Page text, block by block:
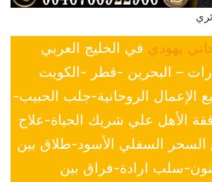
يهودي في الخليج العربي
– البحرين -قطر -الكويت
الروحانية-جلب الحبيب-
الأهل علي شريك الحياة-علاج
السحر السفلي الأسود-طلاق بين
سلب ارادة-فراق بين